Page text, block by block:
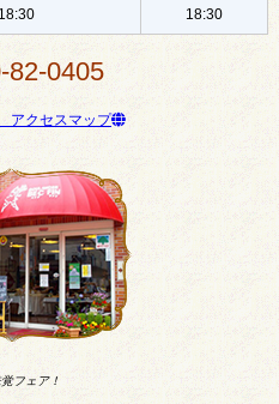
18:30 18:30
82-0405
アクセスマップ
フェア！